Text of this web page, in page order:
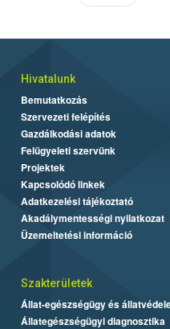
Hivatalunk
Bemutatkozás
Szervezeti felépítés
Gazdálkodási adatok
Felügyeleti szervünk
Projektek
Kapcsolódó linkek
Adatkezelési tájékoztató
Akadálymentességi nyilatkozat
Üzemeltetési információ
Szakterületek
Állat-egészségügy és
Állategészségügyi diagnosztika